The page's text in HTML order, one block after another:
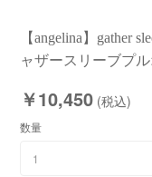
【angelina】gather
ャザースリーブプ
￥10,450 (税込)
数量
1